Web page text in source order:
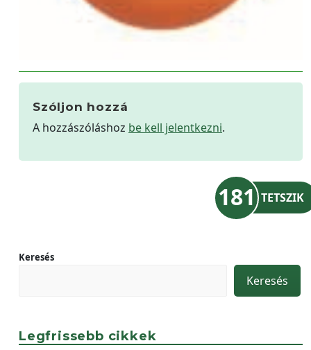
Szóljon hozzá
A hozzászóláshoz be kell jelentkezni.
181 TETSZIK
Keresés
Keresés
Legfrissebb cikkek